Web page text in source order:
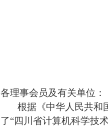
各理事会员及有关单位：
根据《中华人民共和
了“四川省计算机科学技